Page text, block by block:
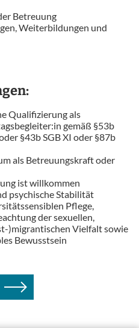
Betreuung
Weiterbildungen und
Qualifizierung als
gemäß §53b
§43b SGB XI oder §87b
als Betreuungskraft oder
ist willkommen
psychische Stabilität
Pflege,
der sexuellen,
)migrantischen Vielfalt sowie
Bewusstsein